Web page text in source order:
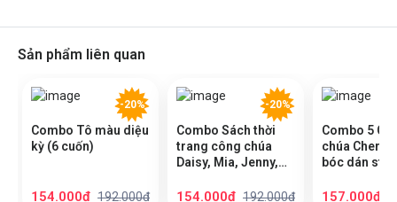
Sản phẩm liên quan
-20%
Combo Tô màu diệu
kỳ (6 cuốn)
154.000đ 192.000đ
-20%
Combo Sách thời
trang công chúa
Daisy, Mia, Jenny,
Sách bóc dán
154.000đ 192.000đ
Combo 5
chúa Cherry
bóc dán
157.000đ